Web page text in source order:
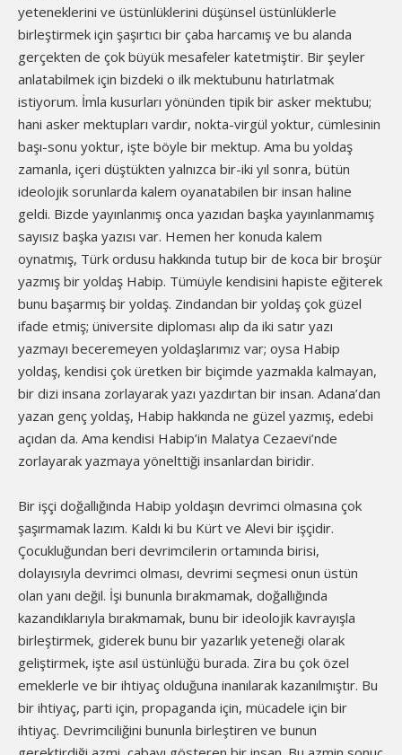
yeteneklerini ve üstünlüklerini düşünsel üstünlüklerle
birleştirmek için şaşırtıcı bir çaba harcamış ve bu alanda
gerçekten de çok büyük mesafeler katetmiştir. Bir şeyler
anlatabilmek için bizdeki o ilk mektubunu hatırlatmak
istiyorum. İmla kusurları yönünden tipik bir asker mektubu;
hani asker mektupları vardır, nokta-virgül yoktur, cümlesinin
başı-sonu yoktur, işte böyle bir mektup. Ama bu yoldaş
zamanla, içeri düştükten yalnızca bir-iki yıl sonra, bütün
ideolojik sorunlarda kalem oyanatabilen bir insan haline
geldi. Bizde yayınlanmış onca yazıdan başka yayınlanmamış
sayısız başka yazısı var. Hemen her konuda kalem
oynatmış, Türk ordusu hakkında tutup bir de koca bir broşür
yazmış bir yoldaş Habip. Tümüyle kendisini hapiste eğiterek
bunu başarmış bir yoldaş. Zindandan bir yoldaş çok güzel
ifade etmiş; üniversite diploması alıp da iki satır yazı
yazmayı beceremeyen yoldaşlarımız var; oysa Habip
yoldaş, kendisi çok üretken bir biçimde yazmakla kalmayan,
bir dizi insana zorlayarak yazı yazdırtan bir insan. Adana’dan
yazan genç yoldaş, Habip hakkında ne güzel yazmış, edebi
açıdan da. Ama kendisi Habip’in Malatya Cezaevi’nde
zorlayarak yazmaya yönelttiği insanlardan biridir.
Bir işçi doğallığında Habip yoldaşın devrimci olmasına çok
şaşırmamak lazım. Kaldı ki bu Kürt ve Alevi bir işçidir.
Çocukluğundan beri devrimcilerin ortamında birisi,
dolayısıyla devrimci olması, devrimi seçmesi onun üstün
olan yanı değil. İşi bununla bırakmamak, doğallığında
kazandıklarıyla bırakmamak, bunu bir ideolojik kavrayışla
birleştirmek, giderek bunu bir yazarlık yeteneği olarak
geliştirmek, işte asıl üstünlüğü burada. Zira bu çok özel
emeklerle ve bir ihtiyaç olduğuna inanılarak kazanılmıştır. Bu
bir ihtiyaç, parti için, propaganda için, mücadele için bir
ihtiyaç. Devrimciliğini bununla birleştiren ve bunun